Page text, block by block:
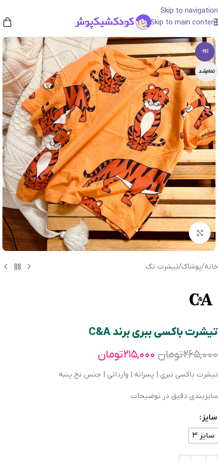
Skip to navigation
Skip to main content
-19%
تمام‌شد
بزرگنمایی تصویر
خانه/پوشاک/تیشرت تک
تیشرت باکسی ببری برند C&A
۲۶۵,۰۰۰تومان ۲۱۵,۰۰۰تومان
تیشرت باکسی ببری | پسرانه | وارداتی | جنس نخ پنبه
سایزبندی دقیق در توضیحات
سایز
سایز ۳